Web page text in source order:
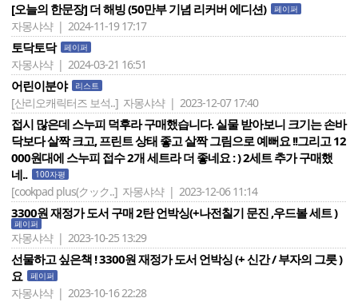
[오늘의 한문장] 더 해빙 (50만부 기념 리커버 에디션) 페이퍼
자몽샤샥 | 2024-11-19 17:17
토닥토닥 페이퍼
자몽샤샥 | 2024-03-21 16:51
어린이분야 리스트
[산리오캐릭터즈 보석..] 자몽샤샥 | 2023-12-07 17:40
접시 많은데 스누피 덕후라 구매했습니다. 실물 받아보니 크기는 손바
닥보다 살짝 크고, 프린트 상태 좋고 살짝 그림으로 예뻐요 !!그리고 12
000원대에 스누피 접수 2개 세트라 더 좋네요 : ) 2세트 추가 구매했
네..
100자평
[cookpad plus(クック..] 자몽샤샥 | 2023-12-06 11:14
3300원 재정가 도서 구매 2탄 언박싱(+나전칠기 문진 ,우드볼 세트 )
페이퍼
자몽샤샥 | 2023-10-25 13:29
선물하고 싶은책 ! 3300원 재정가 도서 언박싱 (+ 신간 / 부자의 그릇 )
요
페이퍼
자몽샤샥 | 2023-10-16 22:28